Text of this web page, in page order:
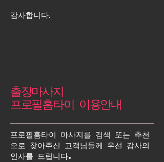
​감사합니다.
출장마사지
프로필홈타이 이용안내
프로필홈타이 마사지를 검색 또는 추천
으로 찾아주신 고객님들께 우선 감사의
인사를 드립니다.